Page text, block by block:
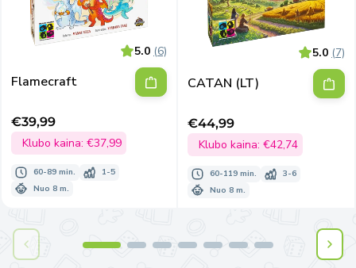
5.0 (6)
Flamecraft
Išpardavimo
kaina
€39,99
Klubo kaina: €37,99
60-89 min.
1-5
Nuo 8 m.
5.0 (7)
CATAN (LT)
Išpardavimo
kaina
€44,99
Klubo kaina: €42,74
60-119 min.
3-6
Nuo 8 m.